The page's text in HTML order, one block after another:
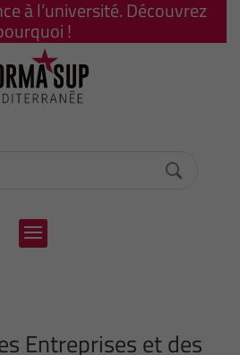
à l’université. Découvrez
!
Entreprises et des